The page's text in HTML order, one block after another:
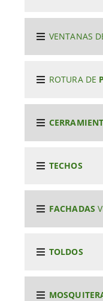
VENTANAS
ROTURA DE
TECHOS
FACHADAS
TOLDOS